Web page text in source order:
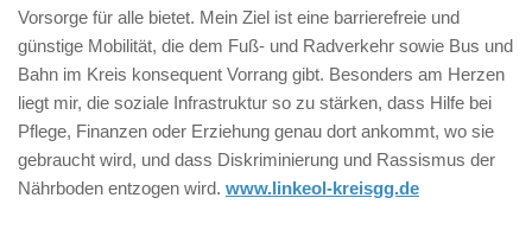
Vorsorge für alle bietet. Mein Ziel ist eine barrierefreie und
günstige Mobilität, die dem Fuß- und Radverkehr sowie Bus und
Bahn im Kreis konsequent Vorrang gibt. Besonders am Herzen
liegt mir, die soziale Infrastruktur so zu stärken, dass Hilfe bei
Pflege, Finanzen oder Erziehung genau dort ankommt, wo sie
gebraucht wird, und dass Diskriminierung und Rassismus der
Nährboden entzogen wird. www.linkeol-kreisgg.de